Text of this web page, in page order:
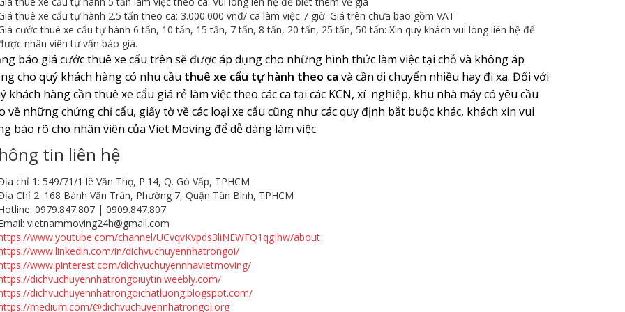
thuê xe cẩu tự hành 2.5 tấn theo ca: 3.000.000 vnđ/ ca làm việc 7 giờ. Giá trên chưa bao gồm VAT
cước thuê xe cẩu tự hành 6 tấn, 10 tấn, 15 tấn, 7 tấn, 8 tấn, 20 tấn, 25 tấn, 50 tấn: Xin quý khách vui lòng liên hệ để
nhân viên tư vấn báo giá.
báo giá cước thuê xe cẩu trên sẽ được áp dụng cho những hình thức làm việc tại chỗ và không áp
cho quý khách hàng có nhu cầu thuê xe cẩu tự hành theo ca và cần di chuyển nhiều hay đi xa. Đối với
khách hàng cần thuê xe cẩu giá rẻ làm việc theo các ca tại các KCN, xí nghiệp, khu nhà máy có yêu cầu
về những chứng chỉ cẩu, giấy tờ về các loại xe cẩu cũng như các quy định bắt buộc khác, khách xin vui
báo rõ cho nhân viên của Viet Moving để dễ dàng làm việc.
tin liên hệ
chỉ 1: 549/71/1 lê Văn Thọ, P.14, Q. Gò Vấp, TPHCM
Chỉ 2: 168 Bành Văn Trân, Phường 7, Quận Tân Bình, TPHCM
0979.847.807 | 0909.847.807
vietnammoving24h@gmail.com
www.youtube.com/channel/UCvqvKvpds3liNEWFQ1qgIhw/about
www.linkedin.com/in/dichvuchuyennhatrongoi/
www.pinterest.com/dichvuchuyennhavietmoving/
dichvuchuyennhatrongoiuytin.weebly.com/
dichvuchuyennhatrongoichatluong.blogspot.com/
medium.com/@dichvuchuyennhatrongoi.org